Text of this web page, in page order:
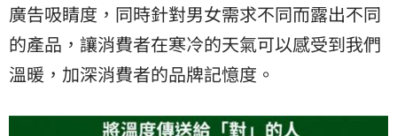
廣告吸睛度，同時針對男女需求不同而露出不同
的產品，讓消費者在寒冷的天氣可以感受到我們
溫暖，加深消費者的品牌記憶度。